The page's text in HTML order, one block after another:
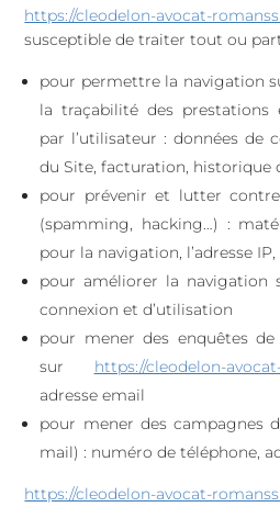
https://cleodelon-avocat-
susceptible de traiter tout ou
pour permettre la navigation
la traçabilité des prestations
par l’utilisateur : données de
du Site, facturation, historique
pour prévenir et lutter
(spamming, hacking…) :
pour la navigation, l’adresse
pour améliorer la navigation
connexion et d’utilisation
pour mener des enquêtes
sur
https://cleodelon-
adresse email
pour mener des campagnes
mail) : numéro de téléphone,
https://cleodelon-avocat-